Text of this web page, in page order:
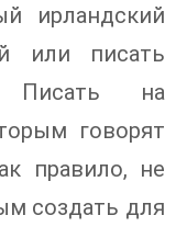
ирландский
или писать
Писать на
говорят
правило, не
создать для